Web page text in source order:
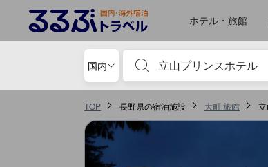
ホテル・旅館
国内
宿泊施設名やキーワードを入力
TOP 長野県の宿泊施設 大町 旅館
るるぶトラベルに掲載されているクチコミは実際に予約を